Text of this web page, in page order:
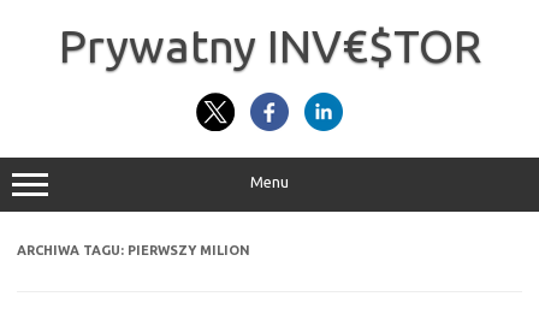
Prywatny INV€$TOR
Menu
ARCHIWA TAGU: PIERWSZY MILION